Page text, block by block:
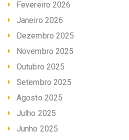
Fevereiro 2026
Janeiro 2026
Dezembro 2025
Novembro 2025
Outubro 2025
Setembro 2025
Agosto 2025
Julho 2025
Junho 2025